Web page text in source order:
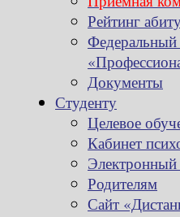
Рейтинг
Федеральный
Документы
Студенту
Целевое
Кабинет
Родителям
Сайт